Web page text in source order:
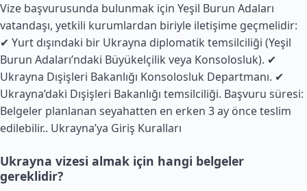
Vize başvurusunda bulunmak için Yeşil Burun Adaları
vatandaşı, yetkili kurumlardan biriyle iletişime geçmelidir:
✔ Yurt dışındaki bir Ukrayna diplomatik temsilciliği (Yeşil
Burun Adaları’ndaki Büyükelçilik veya Konsolosluk). ✔
Ukrayna Dışişleri Bakanlığı Konsolosluk Departmanı. ✔
Ukrayna’daki Dışişleri Bakanlığı temsilciliği. Başvuru süresi:
Belgeler planlanan seyahatten en erken 3 ay önce teslim
edilebilir.. Ukrayna’ya Giriş Kuralları
Ukrayna vizesi almak için hangi belgeler
gereklidir?